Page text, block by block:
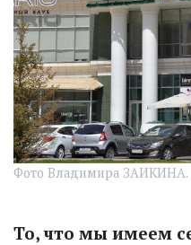
Фото Владимира ЗАИКИНА.
То, что мы имеем